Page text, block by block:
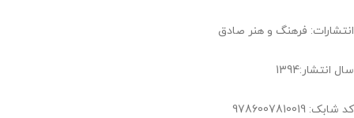
انتشارات: فرهنگ و هنر صادق
سال انتشار:1394
کد شابک: 9786007810019